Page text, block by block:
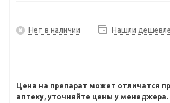
Нет в наличии Нашли
Цена на препарат может отличатся
аптеку, уточняйте цены у менеджера.